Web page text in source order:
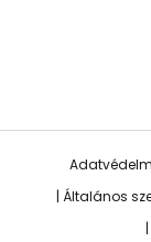
Általános